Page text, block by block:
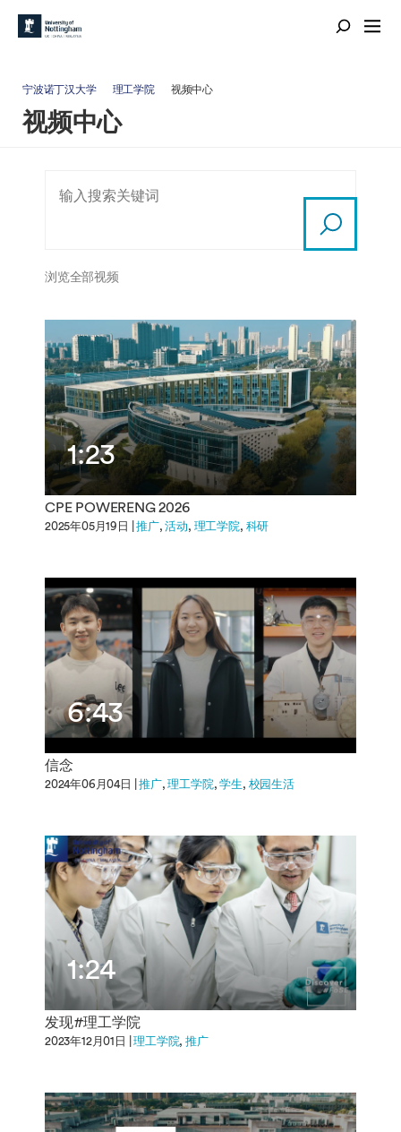
宁波诺丁汉大学 理工学院 视频中心
视频中心
浏览全部视频
1:23
CPE POWERENG 2026
2025年05月19日 |推广 活动 理工学院 科研
6:43
信念
2024年06月04日 |推广 理工学院 学生 校园生活
1:24
发现#理工学院
2023年12月01日 |理工学院 推广